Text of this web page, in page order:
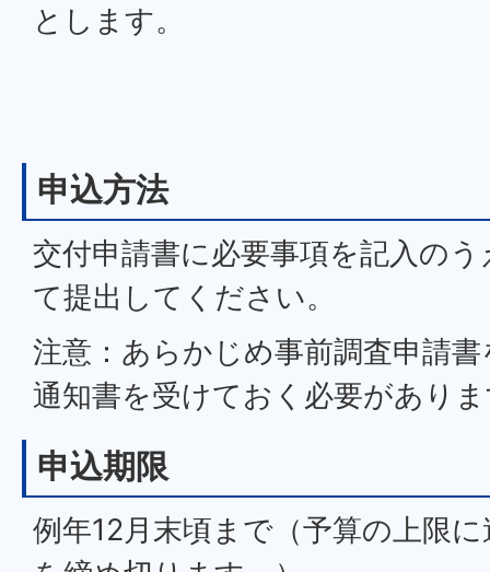
とします。
申込方法
交付申請書に必要事項を記入の
て提出してください。
注意：あらかじめ事前調査申請
通知書を受けておく必要があり
申込期限
例年12月末頃まで（予算の上限